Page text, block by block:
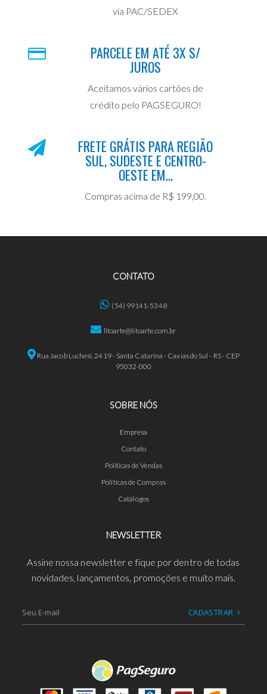
via PAC/SEDEX
PARCELE EM ATÉ 3X S/
JUROS
Aceitamos vários cartões de
crédito pelo PAGSEGURO!
FRETE GRÁTIS PARA REGIÃO
SUL, SUDESTE E CENTRO-
OESTE EM...
Compras acima de R$ 199,00.
CONTATO
(54) 99141-5348
litoarte@litoarte.com.br
Rua Jacob Luchesi, 2419 - Santa Catarina - Caxias do Sul - RS - CEP
95032-000
SOBRE NÓS
Empresa
Contato
Políticas de Vendas
Políticas de Compras
Catálogos
NEWSLETTER
Assine nossa newsletter e fique por dentro de todas
novidades, lançamentos, promoções e muito mais.
CADASTRAR